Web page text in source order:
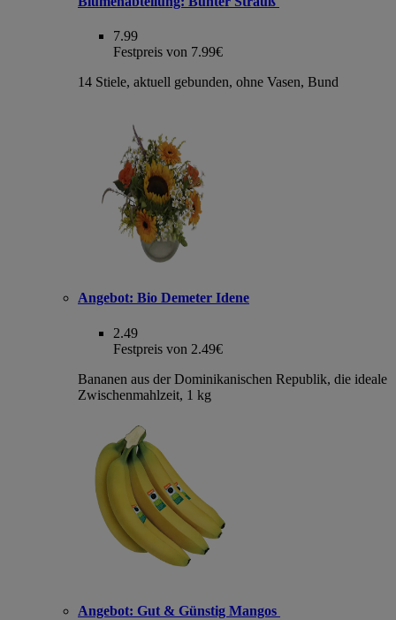
7.99
Festpreis von 7.99€
14 Stiele, aktuell gebunden, ohne Vasen, Bund
Angebot: Bio Demeter Idene
2.49
Festpreis von 2.49€
Bananen aus der Dominikanischen Republik, die ideale
Zwischenmahlzeit, 1 kg
Angebot: Gut & Günstig Mangos